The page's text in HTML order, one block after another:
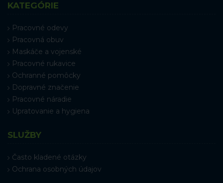
KATEGÓRIE
Pracovné odevy
Pracovná obuv
Maskáče a vojenské
Pracovné rukavice
Ochranné pomôcky
Dopravné značenie
Pracovné náradie
Upratovanie a hygiena
SLUŽBY
Často kladené otázky
Ochrana osobných údajov